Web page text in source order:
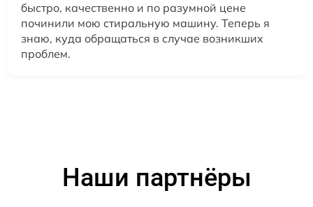
быстро, качественно и по разумной цене
починили мою стиральную машину. Теперь я
знаю, куда обращаться в случае возникших
проблем.
Наши партнёры